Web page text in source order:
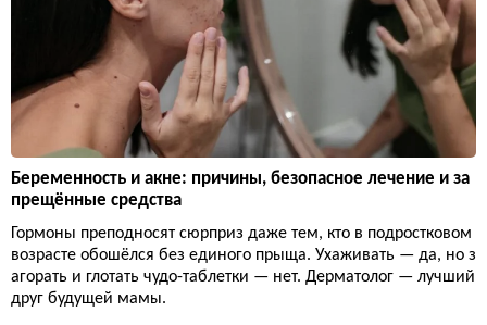
Беременность и акне: причины, безопасное лечение и за
прещённые средства
Гормоны преподносят сюрприз даже тем, кто в подростковом
возрасте обошёлся без единого прыща. Ухаживать — да, но з
агорать и глотать чудо-таблетки — нет. Дерматолог — лучший
друг будущей мамы.